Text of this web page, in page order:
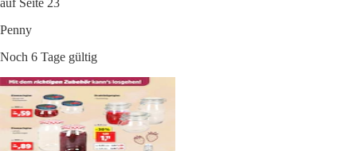
Penny
Noch 6 Tage gültig